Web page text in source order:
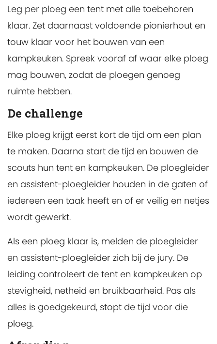
Leg per ploeg een tent met alle toebehoren
klaar. Zet daarnaast voldoende pionierhout en
touw klaar voor het bouwen van een
kampkeuken. Spreek vooraf af waar elke ploeg
mag bouwen, zodat de ploegen genoeg
ruimte hebben.
De challenge
Elke ploeg krijgt eerst kort de tijd om een plan
te maken. Daarna start de tijd en bouwen de
scouts hun tent en kampkeuken. De ploegleider
en assistent-ploegleider houden in de gaten of
iedereen een taak heeft en of er veilig en netjes
wordt gewerkt.
Als een ploeg klaar is, melden de ploegleider
en assistent-ploegleider zich bij de jury. De
leiding controleert de tent en kampkeuken op
stevigheid, netheid en bruikbaarheid. Pas als
alles is goedgekeurd, stopt de tijd voor die
ploeg.